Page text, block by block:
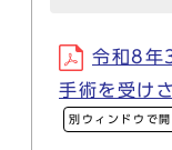
令和8年
手術を受け
別ウィンドウで開